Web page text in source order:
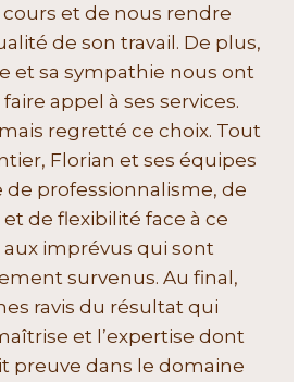
et de nous rendre
de son travail. De plus,
et sa sympathie nous ont
appel à ses services.
regretté ce choix. Tout
Florian et ses équipes
de professionnalisme, de
de flexibilité face à ce
imprévus qui sont
survenus. Au final,
ravis du résultat qui
et l’expertise dont
preuve dans le domaine